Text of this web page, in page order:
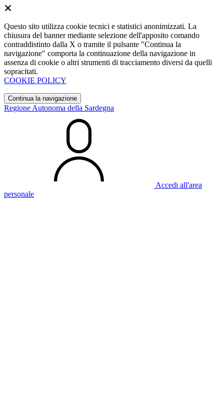
Questo sito utilizza cookie tecnici e statistici anonimizzati. La
chiusura del banner mediante selezione dell'apposito comando
contraddistinto dalla X o tramite il pulsante "Continua la
navigazione" comporta la continuazione della navigazione in
assenza di cookie o altri strumenti di tracciamento diversi da quelli
sopracitati.
COOKIE POLICY
Continua la navigazione
Regione Autonoma della Sardegna
Accedi all'area
personale